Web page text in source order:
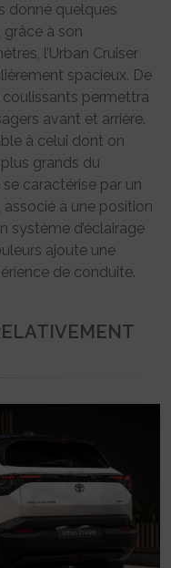
donné quelques
grâce à son
l’Urban Cruiser
spacieux. De
coulissants permettra
avant et arrière.
à celui dont on
grands du
se caractérise par un
à une position
système d’éclairage
ajoute une
de conduite.